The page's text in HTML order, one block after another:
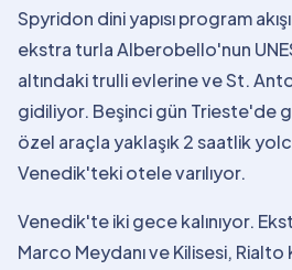
Spyridon dini yapısı program
ekstra turla Alberobello'nun
altındaki trulli evlerine ve St.
gidiliyor. Beşinci gün Trieste'de
özel araçla yaklaşık 2 saatlik
Venedik'teki otele varılıyor.
Venedik'te iki gece kalınıyor.
Marco Meydanı ve Kilisesi, Rialto